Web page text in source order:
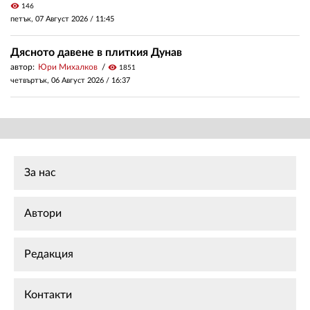
visibility 146
петък, 07 Август 2026 / 11:45
Дясното давене в плиткия Дунав
автор: Юри Михалков visibility 1851
четвъртък, 06 Август 2026 / 16:37
За нас
Автори
Редакция
Контакти